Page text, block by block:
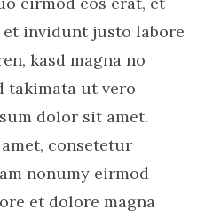
invidunt justo labore
kasd magna no
takimata ut vero
dolor sit amet.
consetetur
nonumy eirmod
et dolore magna